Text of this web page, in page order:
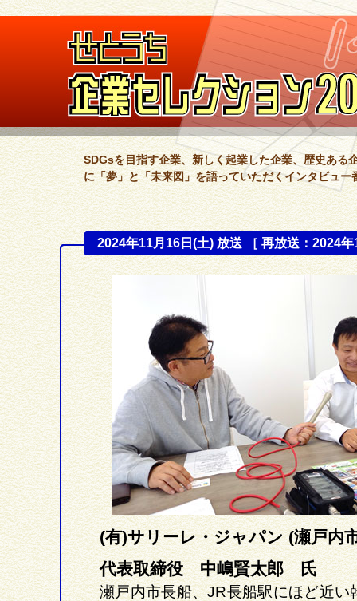
SDGsを目指す企業、新しく起業した企業、歴史ある
に「夢」と「未来図」を語っていただくインタビュ
2024年11月16日(土) 放送 ［ 再放送：2024
(有)サリーレ・ジャパン (瀬戸内
代表取締役 中嶋賢太郎 氏
瀬戸内市長船、JR長船駅にほど近い